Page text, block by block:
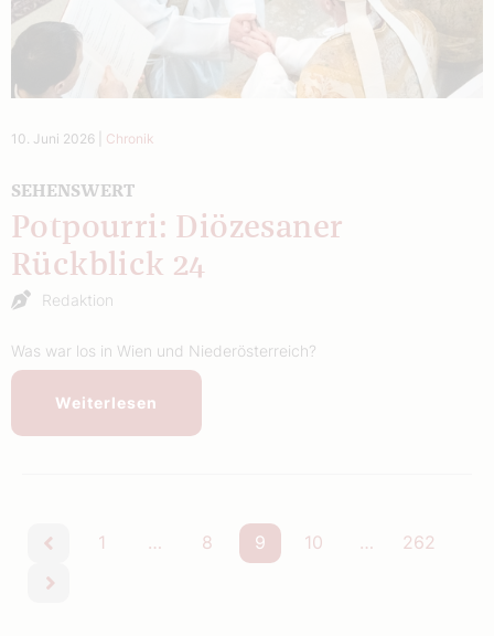
10. Juni 2026 Chronik
SEHENSWERT
Potpourri: Diözesaner
Rückblick 24
Redaktion
Was war los in Wien und Niederösterreich?
Weiterlesen
vorherige
1 … 8 9 10 … 262
nächste